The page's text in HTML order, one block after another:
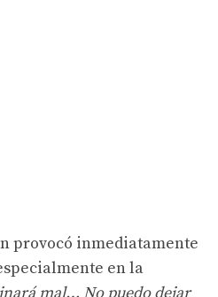
provocó inmediatamente
en la
mal… No puedo dejar